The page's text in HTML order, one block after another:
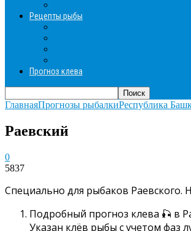
Рецепты рыбы
Прогноз клева
ГлавнаяПрогнозы рыбалкиРеспублика
Раевский
0
5837
Специально для рыбаков
Подробный прогноз клева 🎣 в
Указан клёв рыбы с учетом фаз